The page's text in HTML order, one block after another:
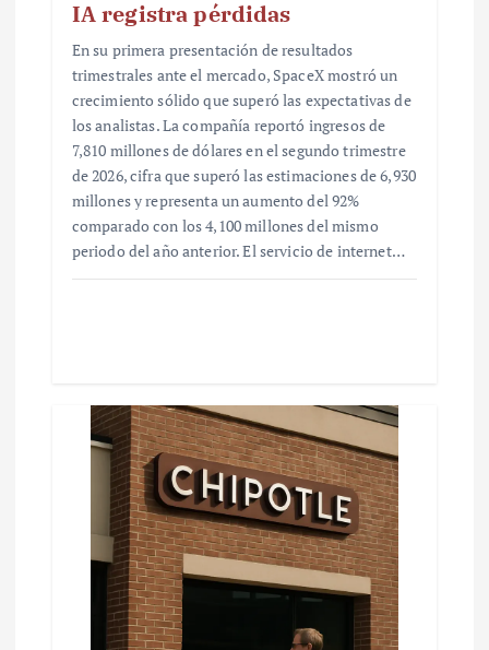
IA registra pérdidas
En su primera presentación de resultados
trimestrales ante el mercado, SpaceX mostró un
crecimiento sólido que superó las expectativas de
los analistas. La compañía reportó ingresos de
7,810 millones de dólares en el segundo trimestre
de 2026, cifra que superó las estimaciones de 6,930
millones y representa un aumento del 92%
comparado con los 4,100 millones del mismo
periodo del año anterior. El servicio de internet…